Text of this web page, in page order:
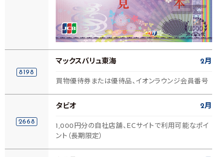
8198
マックスバリュ東海 2月
買物優待券または優待品、イオンラウンジ会員番号
2668
タビオ 2月
1,000円分の自社店舗、ECサイトで利用可能なポイ
ント（長期限定）